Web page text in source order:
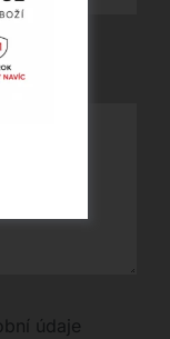
údaje